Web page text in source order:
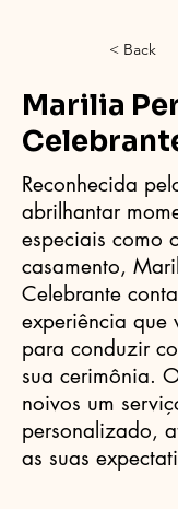
< Back
Marilia
Reconhecida
abrilhantar
especiais como
casamento,
Celebrante
experiência que
para conduzir
sua cerimônia.
noivos um
personalizado,
as suas